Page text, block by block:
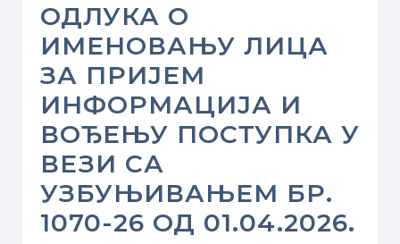
ОДЛУКА О
ИМЕНОВАЊУ ЛИЦА
ЗА ПРИЈЕМ
ИНФОРМАЦИЈА И
ВОЂЕЊУ ПОСТУПКА У
ВЕЗИ СА
УЗБУЊИВАЊЕМ БР.
1070-26 ОД 01.04.2026.